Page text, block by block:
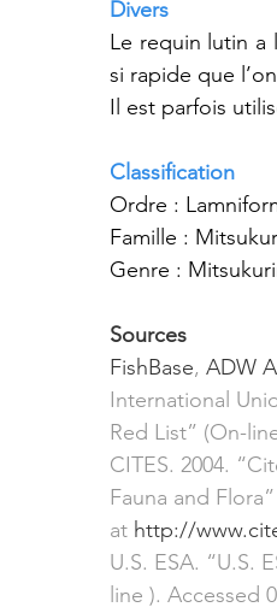
Divers
Le requin lutin a
si rapide que
Il est parfois
Classification
Ordre :
Famille :
Genre :
Sources
FishBase, ADW
International
Red List” (On-
CITES. 2004.
Fauna and
at http://
U.S. ESA. “U.S.
line ). Accessed